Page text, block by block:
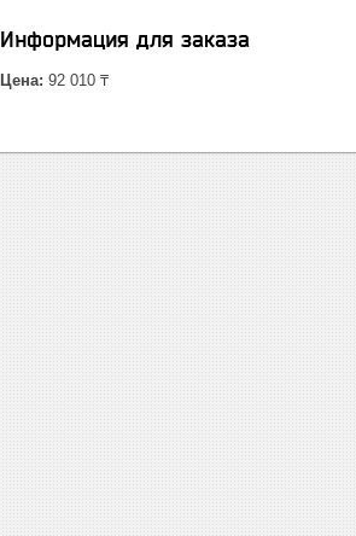
Информация для заказа
Цена: 92 010 ₸